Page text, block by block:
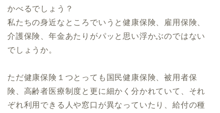
かべるでしょう？
私たちの身近なところでいうと健康保険、雇用保険、
介護保険、年金あたりがパッと思い浮かぶのではない
でしょうか。
ただ健康保険１つとっても国民健康保険、被用者保
険、高齢者医療制度と更に細かく分かれていて、それ
ぞれ利用できる人や窓口が異なっていたり、給付の種